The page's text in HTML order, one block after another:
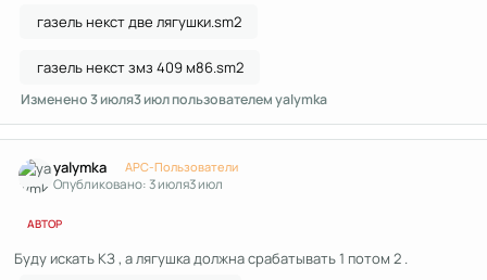
газель некст две лягушки.sm2
газель некст змз 409 м86.sm2
Изменено3 июля3 июлпользователем yalymka
yalymka APC-Пользователи
Опубликовано:3 июля3 июл
АВТОР
Буду искать КЗ , а лягушка должна срабатывать 1 потом 2 .